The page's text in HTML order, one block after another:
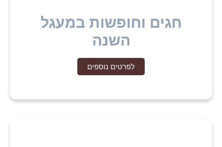
חגים וחופשות במעגל
השנה
לפרטים נוספים